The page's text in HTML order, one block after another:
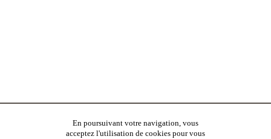
En poursuivant votre navigation, vous
acceptez l'utilisation de cookies pour vous